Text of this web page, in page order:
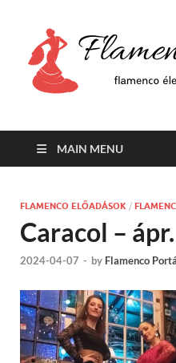
MAIN MENU
FLAMENCO ELŐADÁSOK /
Caracol –
2024-04-07 - by Flamenco